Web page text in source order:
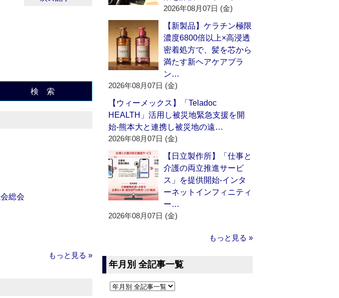
検 索
総会
もっと見る »
2026年08月07日 (金)
【新製品】ケラチン極限
濃度6800倍以上×高浸透
密着処方で、髪を芯から
満たす新ヘアケアブラ
ン…
2026年08月07日 (金)
【ウィーメックス】「Teladoc
HEALTH」活用し被災地緊急支援を開
始‐熊本大と連携し被災地の遠…
2026年08月07日 (金)
【日立製作所】「仕事と
介護の両立推進サービ
ス」を提供開始‐インタ
ーネットインフィニティ
ー…
2026年08月07日 (金)
もっと見る »
年月別 全記事一覧